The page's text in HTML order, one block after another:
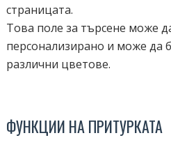
страницата.
Това поле за търсене може
персонализирано и може да
различни цветове.
ФУНКЦИИ НА ПРИТУРКАТА